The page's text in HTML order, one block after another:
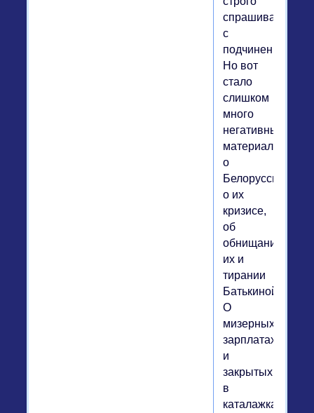
спрашивает
с
подчиненных.
Но вот
стало
слишком
много
негативных
материалов
о
Белоруссии
о их
кризисе,
об
обнищании
их и
тирании
Батькиной.
О
мизерных
зарплатах
и
закрытых
в
каталажках